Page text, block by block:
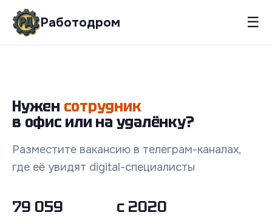
Работодром ☰
Нужен сотрудник
в офис или на удалёнку?
Разместите вакансию в телеграм-каналах,
где её увидят digital-специалисты
79 059 с 2020